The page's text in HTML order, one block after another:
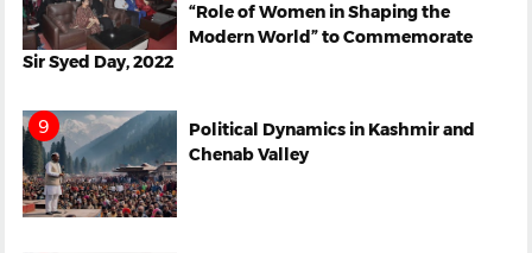
“Role of Women in Shaping the
Modern World” to Commemorate
Sir Syed Day, 2022
Political Dynamics in Kashmir and
Chenab Valley